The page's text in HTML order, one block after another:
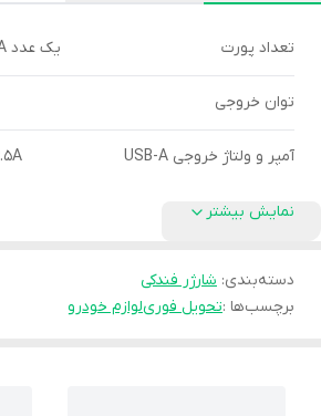
تعداد پورت یک عدد USB-A , یک عدد USB-C
توان خروجی
آمپر و ولتاژ خروجی USB-A
نمایش بیشتر
دسته‌بندی: شارژر فندکی
برچسب‌ها :تحویل فوریلوازم خودرو